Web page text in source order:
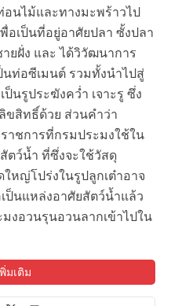
นไม้และทางมะพร้าวไป
อเป็นที่อยู่อาศัยปลา ซั้งปลา
ยฝั่ง และ ได้วิวัฒนาการ
นท่อซีเมนต์ รวมทั้งนำไปสู่
นรูประฆังคว่ำ เจาะรู ซึ่ง
ขสิทธิ์ด้วย ส่วนคำว่า
ราชการที่กรมประมงใช้ใน
ตว์น้ำ ที่ซึ่งจะใช้วัสดุ
หญ่โปร่งในรูปลูกเต๋าอาจ
ป็นแหล่งอาศัยสัตว์น้ำแล้ว
งอวนรุนอวนลากเข้าไปใน
มเติม